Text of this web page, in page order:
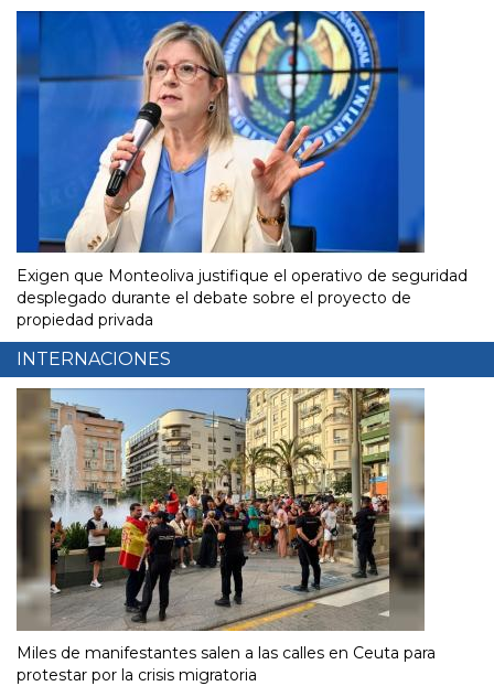
Exigen que Monteoliva justifique el operativo de seguridad
desplegado durante el debate sobre el proyecto de
propiedad privada
INTERNACIONES
Miles de manifestantes salen a las calles en Ceuta para
protestar por la crisis migratoria